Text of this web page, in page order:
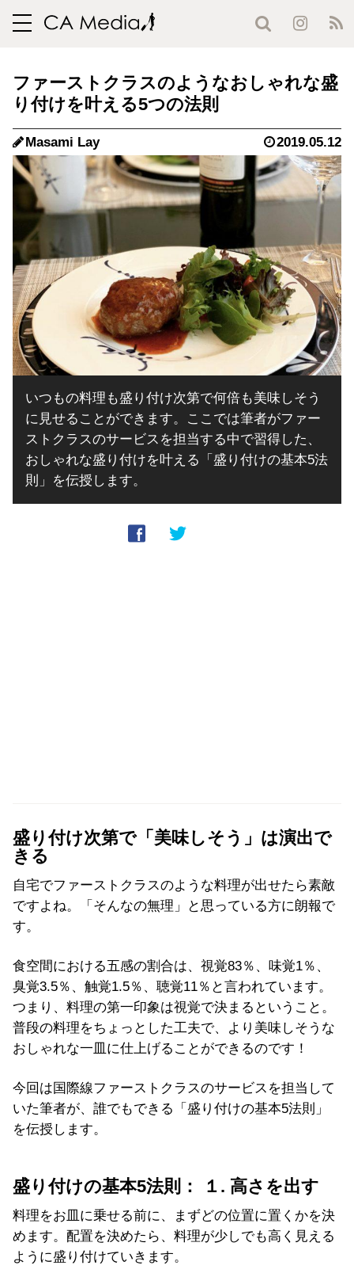
toggle
ファーストクラスのようなおしゃれな盛
り付けを叶える5つの法則
Masami Lay 2019.05.12
いつもの料理も盛り付け次第で何倍も美味しそう
に見せることができます。ここでは筆者がファー
ストクラスのサービスを担当する中で習得した、
おしゃれな盛り付けを叶える「盛り付けの基本5法
則」を伝授します。
盛り付け次第で「美味しそう」は演出で
きる
自宅でファーストクラスのような料理が出せたら素敵
ですよね。「そんなの無理」と思っている方に朗報で
す。
食空間における五感の割合は、視覚83％、味覚1％、
臭覚3.5％、触覚1.5％、聴覚11％と言われています。
つまり、料理の第一印象は視覚で決まるということ。
普段の料理をちょっとした工夫で、より美味しそうな
おしゃれな一皿に仕上げることができるのです！
今回は国際線ファーストクラスのサービスを担当して
いた筆者が、誰でもできる「盛り付けの基本5法則」
を伝授します。
盛り付けの基本5法則： １. 高さを出す
料理をお皿に乗せる前に、まずどの位置に置くかを決
めます。配置を決めたら、料理が少しでも高く見える
ように盛り付けていきます。